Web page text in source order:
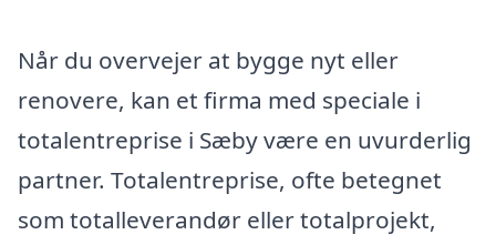
Når du overvejer at bygge nyt eller
renovere, kan et firma med speciale i
totalentreprise i Sæby være en uvurderlig
partner. Totalentreprise, ofte betegnet
som totalleverandør eller totalprojekt,